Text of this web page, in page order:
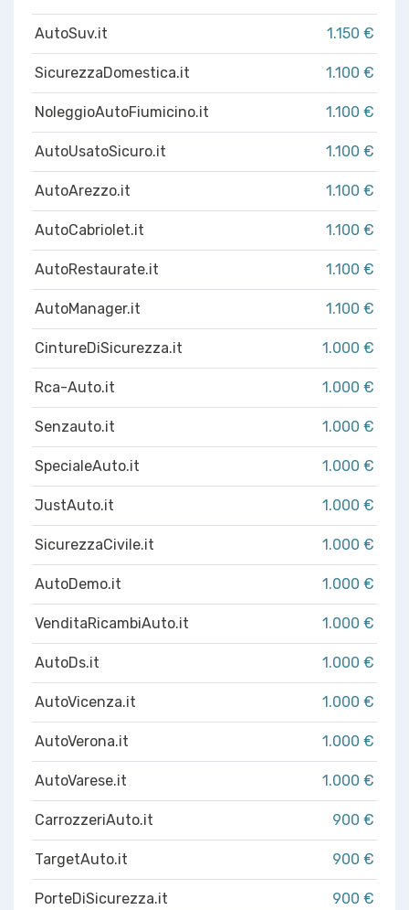
AutoSuv.it 1.150 €
SicurezzaDomestica.it 1.100 €
NoleggioAutoFiumicino.it 1.100 €
AutoUsatoSicuro.it 1.100 €
AutoArezzo.it 1.100 €
AutoCabriolet.it 1.100 €
AutoRestaurate.it 1.100 €
AutoManager.it 1.100 €
CintureDiSicurezza.it 1.000 €
Rca-Auto.it 1.000 €
Senzauto.it 1.000 €
SpecialeAuto.it 1.000 €
JustAuto.it 1.000 €
SicurezzaCivile.it 1.000 €
AutoDemo.it 1.000 €
VenditaRicambiAuto.it 1.000 €
AutoDs.it 1.000 €
AutoVicenza.it 1.000 €
AutoVerona.it 1.000 €
AutoVarese.it 1.000 €
CarrozzeriAuto.it 900 €
TargetAuto.it 900 €
PorteDiSicurezza.it 900 €